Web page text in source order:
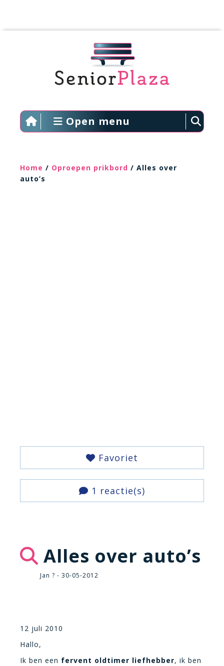
Open menu
Home / Oproepen prikbord / Alles over
auto’s
Favoriet
1 reactie(s)
Alles over auto’s
Jan ? - 30-05-2012
12 juli 2010
Hallo,
Ik ben een fervent oldtimer liefhebber, ik ben